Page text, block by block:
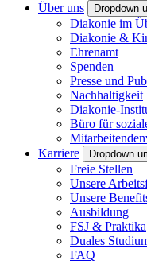
Über uns
Dropdown
Diakonie im
Diakonie &
Ehrenamt
Spenden
Presse und
Nachhaltigkeit
Diakonie-
Büro für
Karriere
Dropdown
Freie Stellen
Unsere
Unsere
Ausbildung
FSJ & Praktika
Duales
FAQ